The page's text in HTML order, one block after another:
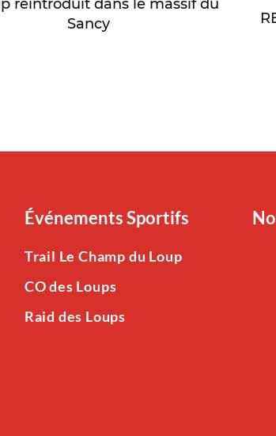
réintroduit dans le massif du
Sancy
Événements Sportifs
Trail Le Champ du Loup
CO des Loups
Raid des Loups